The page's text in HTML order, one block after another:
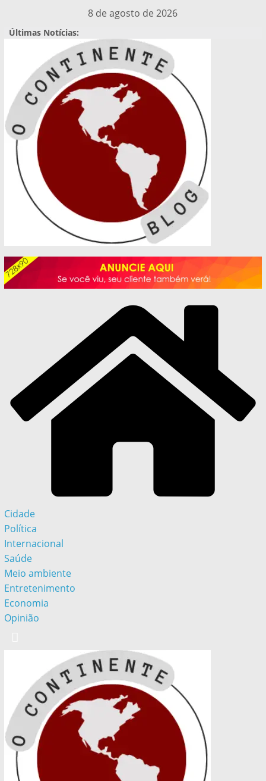
para
8 de agosto de 2026
Últimas Notícias:
Cidade
Política
Internacional
Saúde
Meio ambiente
Entretenimento
Economia
Opinião